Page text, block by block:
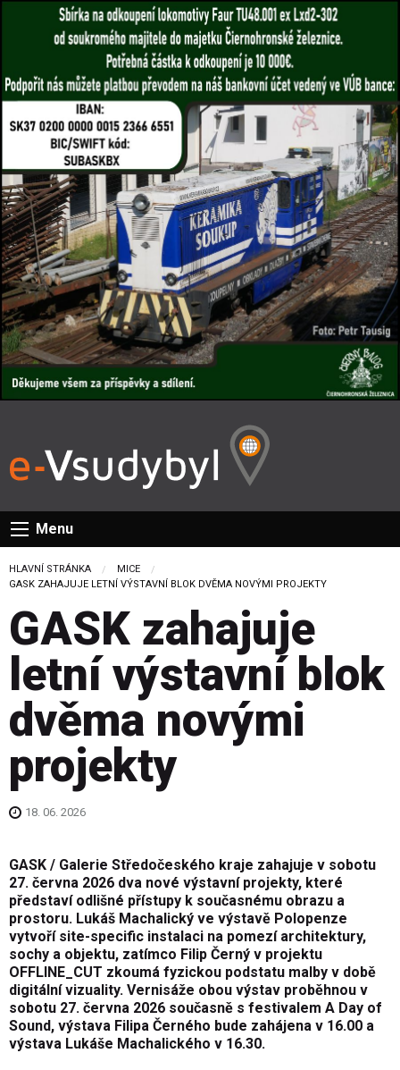
Menu
HLAVNÍ STRÁNKA
MICE
CURRENT:
GASK ZAHAJUJE LETNÍ VÝSTAVNÍ BLOK DVĚMA NOVÝMI PROJEKTY
GASK zahajuje
letní výstavní blok
dvěma novými
projekty
18. 06. 2026
GASK / Galerie Středočeského kraje zahajuje v sobotu
27. června 2026 dva nové výstavní projekty, které
představí odlišné přístupy k současnému obrazu a
prostoru. Lukáš Machalický ve výstavě Polopenze
vytvoří site-specific instalaci na pomezí architektury,
sochy a objektu, zatímco Filip Černý v projektu
OFFLINE_CUT zkoumá fyzickou podstatu malby v době
digitální vizuality. Vernisáže obou výstav proběhnou v
sobotu 27. června 2026 současně s festivalem A Day of
Sound, výstava Filipa Černého bude zahájena v 16.00 a
výstava Lukáše Machalického v 16.30.